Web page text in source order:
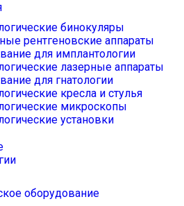
бинокуляры
рентгеновские аппараты
для имплантологии
лазерные аппараты
для гнатологии
кресла и стулья
микроскопы
установки
оборудование